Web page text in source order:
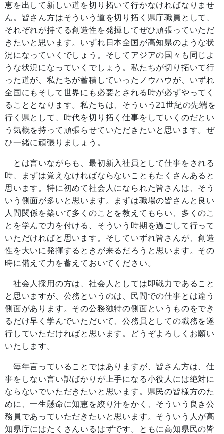
恵を出して新しい道を切り拓いて行かなければなりませ
ん。皆さん方はそういう道を切り拓く県庁職員として、
それぞれが持てる創造性を発揮してぜひ頑張っていただ
きたいと思います。いずれ日本全国が高知県のような状
況になっていくでしょう。そしてアジアの国々も同じよ
うな状況になっていくでしょう。私たちが切り拓いて行
った道が、私たちが蓄積していったノウハウが、いずれ
全国にもそして世界にも必要とされる時が必ずやってく
ることとなります。私たちは、そういう21世紀の先端を
行く県として、時代を切り拓く仕事をしていくのだとい
う気概を持って頑張らせていただきたいと思います。ぜ
ひ一緒に頑張りましょう。
とは言いながらも、最初新入社員として仕事をされる
時、まずは覚えなければならないこともたくさんあると
思います。特に初めて社会人になられた皆さんは、そう
いう側面が多いと思います。まずは職場の皆さんと良い
人間関係を築いて多くのことを教えてもらい、多くのこ
とを学んで力を付ける、そういう時期を過ごして行って
いただければと思います。そしていずれ皆さんが、創造
性を大いに発揮するときが来るだろうと思います。その
時に備えて力を蓄えておいてください。
社会人採用の方は、社会人としては即戦力であること
と思いますが、公務というのは、民間での仕事とは違う
側面があります。その公務独特の側面というものをでき
るだけ早く学んでいただいて、公務員としての職務を遂
行していただければと思います。どうぞよろしくお願い
いたします。
毎年言っていることではありますが、皆さん方は、仕
事をしない言い訳ばかりが上手になる小役人には絶対に
ならないでいただきたいと思います。県民の皆様方のた
めに、一生懸命に知恵を絞り汗をかく、そういう良き公
務員であっていただきたいと思います。そういう人が高
知県庁にはたくさんいるはずです。ともに高知県民の皆